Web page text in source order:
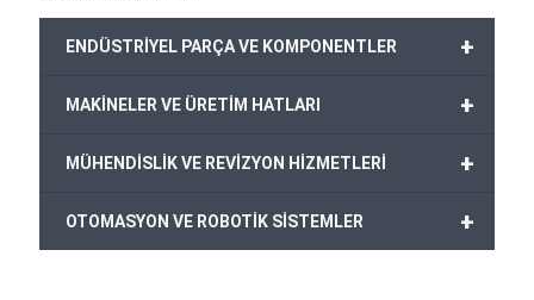
+
ENDÜSTRİYEL PARÇA VE KOMPONENTLER
+
MAKİNELER VE ÜRETİM HATLARI
+
MÜHENDİSLİK VE REVİZYON HİZMETLERİ
+
OTOMASYON VE ROBOTİK SİSTEMLER